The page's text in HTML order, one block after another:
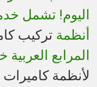
اليوم! تشمل
أنظمة تركيب
المرابع
لأنظمة كاميرات